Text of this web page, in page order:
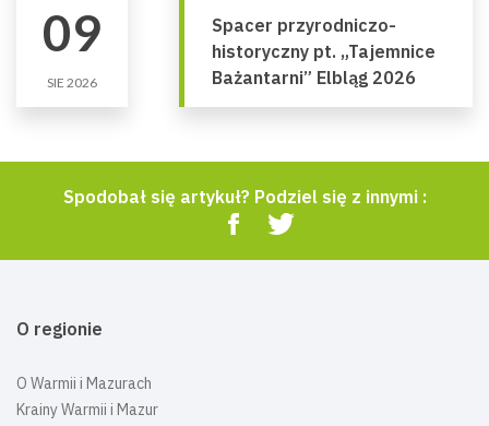
09
SIE 2026
Spacer przyrodniczo-
historyczny pt. „Tajemnice
Bażantarni” Elbląg 2026
Spodobał się artykuł? Podziel się z innymi :
O regionie
O Warmii i Mazurach
Krainy Warmii i Mazur